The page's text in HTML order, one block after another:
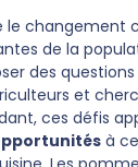
le changement
de la
des
et
ces défis
à